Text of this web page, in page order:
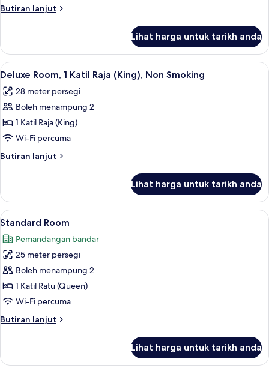
Raja
Smoking
Butiran lanjut
Butiran
Suite,
Katil
(King),
Non
Lihat harga untuk tarikh anda
Lihat
semua
foto
untuk
Deluxe
Room,
1
Katil
(King),
Non
Smoking
Peralatan tempat tidur
7
Deluxe Room, 1 Katil Raja (King), Non Smoking
28 meter persegi
Boleh menampung 2
1 Katil Raja (King)
Wi-Fi percuma
Butiran lanjut
Butiran
Room,
Katil
(King),
Non
Lihat harga untuk tarikh anda
Lihat
semua
foto
untuk
Standard
Room
Standard Room | Peralatan tempat
4
Standard Room
Pemandangan bandar
25 meter persegi
Boleh menampung 2
1 Katil Ratu (Queen)
Wi-Fi percuma
Butiran lanjut
Butiran
Room
Lihat harga untuk tarikh anda